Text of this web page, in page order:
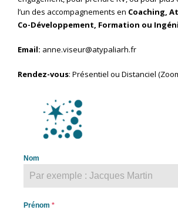
l’un des accompagnements en Coaching,
Co-Développement, Formation ou
Email: anne.viseur@atypaliarh.fr
Rendez-vous: Présentiel ou Distanciel
Nom
Prénom *